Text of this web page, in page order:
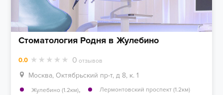
Стоматология Родня в Жулебино
0.0 0 отзывов
Москва, Октябрьский пр-т, д 8, к. 1
Жулебино (1.2км), Лермонтовский проспект (1.2км)